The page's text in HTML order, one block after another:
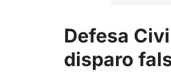
Defesa
disparo